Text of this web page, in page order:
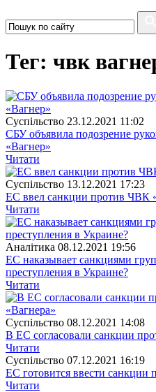
Тег: чвк
Суспiльство 23.12.2021 11:02
СБУ объявила подозрение
«Вагнер»
Читати
Суспiльство 13.12.2021 17:23
ЕС ввел санкции против ЧВК
Читати
Аналітика 08.12.2021 19:56
ЕС наказывает санкциями
преступления в Украине?
Читати
Суспiльство 08.12.2021 14:08
В ЕС согласовали санкции
Читати
Суспiльство 07.12.2021 16:19
ЕС готовится ввести
Читати